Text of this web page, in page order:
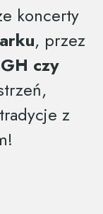
koncerty
, przez
czy
z